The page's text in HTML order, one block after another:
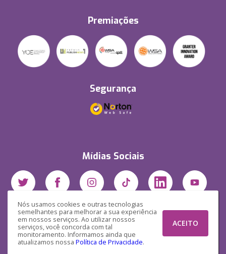
Nós usamos cookies e outras tecnologias
semelhantes para melhorar a sua experiência
em nossos serviços. Ao utilizar nossos
serviços, você concorda com tal
monitoramento. Informamos ainda que
atualizamos nossa Política de Privacidade.
ACEITO
Premiações
Segurança
Mídias Sociais